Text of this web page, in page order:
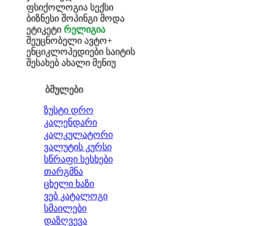
ფსიქოლოგია სექსი
ბიზნესი შოპინგი მოდა
ეტიკეტი რელიგია
შეუცნობელი ავტო+
ენციკლოპედიები საიტის
შესახებ ახალი მენიუ
ბმულები
ზუსტი დრო
კალენდარი
კალკულატორი
ვალუტის კურსი
სწრაფი სესხები
თარგმნა
ცხელი ხაზი
ვებ კატალოგი
სმაილები
დაზღვევა